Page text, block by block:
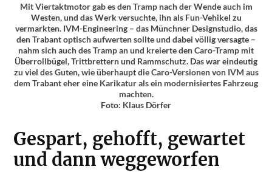
Mit Viertaktmotor gab es den Tramp nach der Wende auch im
Westen, und das Werk versuchte, ihn als Fun-Vehikel zu
vermarkten. IVM-Engineering – das Münchner Designstudio, das
den Trabant optisch aufwerten sollte und dabei völlig versagte –
nahm sich auch des Tramp an und kreierte den Caro-Tramp mit
Überrollbügel, Trittbrettern und Rammschutz. Das war eindeutig
zu viel des Guten, wie überhaupt die Caro-Versionen von IVM aus
dem Trabant eher eine Karikatur als ein modernisiertes Fahrzeug
machten.
Foto: Klaus Dörfer
Gespart, gehofft, gewartet
und dann weggeworfen